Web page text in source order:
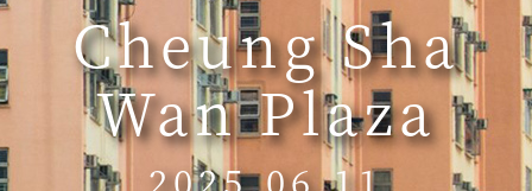
Cheung Sha
Wan Plaza
2025.06.11